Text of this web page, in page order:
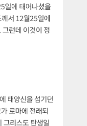
일에 태어나셨을
서 12월25일에
런데 이것이 정
태양신을 섬기던
로마에 전래되
그리스도 탄생일